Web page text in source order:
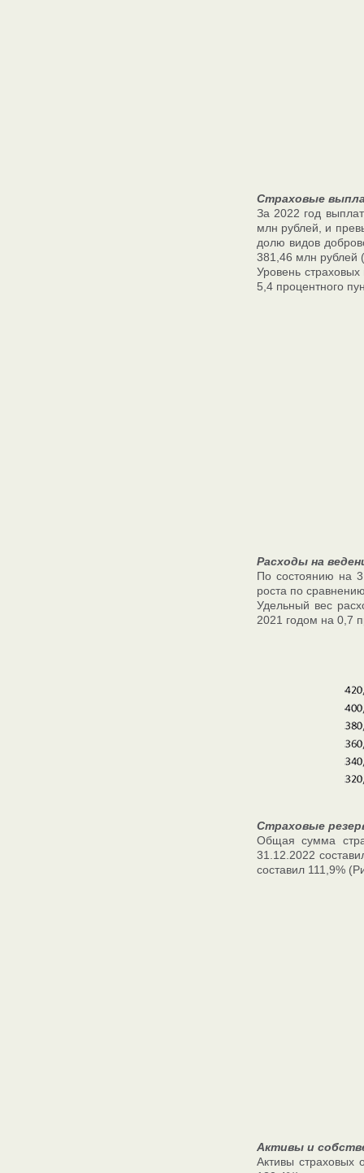
Страховые
За 2022 год
млн рублей, и
долю видов
381,46 млн рублей
Уровень
5,4 процентного
Расходы на
По состоянию на
роста по
Удельный вес
2021 годом на 0,7
Страховые
Общая сумма
31.12.2022
составил 111,9%
Активы и
Активы страховых